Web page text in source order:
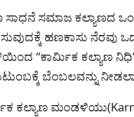
ಸಾಧನೆ ಸಮಾಜ ಕಲ್ಯಾಣದ
ಹಣಕಾಸು ನೆರವು
“ಕಾರ್ಮಿಕ ಕಲ್ಯಾಣ
ಬೆಂಬಲವನ್ನು
ಕಲ್ಯಾಣ